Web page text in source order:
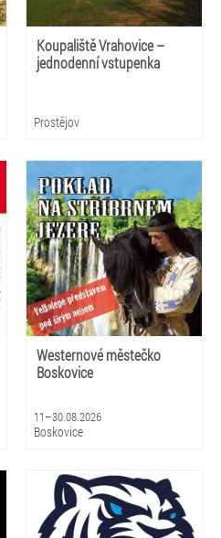
Koupaliště Vrahovice –
jednodenní vstupenka
Prostějov
Westernové městečko
Boskovice
11–30.08.2026
Boskovice